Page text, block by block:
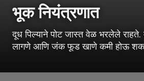
भूक नियंत्रणात
दूध पिल्याने पोट जास्त वेळ भरलेले राहते.
लागणे आणि जंक फूड खाणे कमी होऊ